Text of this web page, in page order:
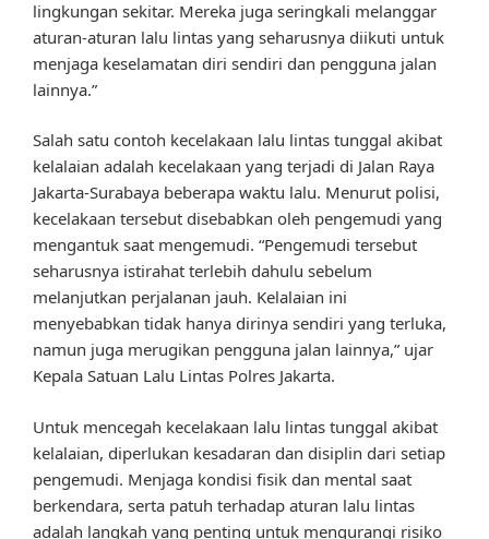
lingkungan sekitar. Mereka juga seringkali melanggar
aturan-aturan lalu lintas yang seharusnya diikuti untuk
menjaga keselamatan diri sendiri dan pengguna jalan
lainnya.”
Salah satu contoh kecelakaan lalu lintas tunggal akibat
kelalaian adalah kecelakaan yang terjadi di Jalan Raya
Jakarta-Surabaya beberapa waktu lalu. Menurut polisi,
kecelakaan tersebut disebabkan oleh pengemudi yang
mengantuk saat mengemudi. “Pengemudi tersebut
seharusnya istirahat terlebih dahulu sebelum
melanjutkan perjalanan jauh. Kelalaian ini
menyebabkan tidak hanya dirinya sendiri yang terluka,
namun juga merugikan pengguna jalan lainnya,” ujar
Kepala Satuan Lalu Lintas Polres Jakarta.
Untuk mencegah kecelakaan lalu lintas tunggal akibat
kelalaian, diperlukan kesadaran dan disiplin dari setiap
pengemudi. Menjaga kondisi fisik dan mental saat
berkendara, serta patuh terhadap aturan lalu lintas
adalah langkah yang penting untuk mengurangi risiko